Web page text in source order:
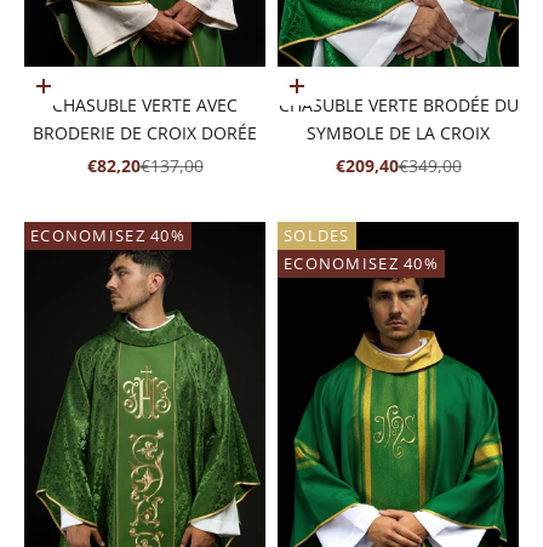
Ajouter au panier
CHASUBLE VERTE AVEC
BRODERIE DE CROIX DORÉE
PRIX DE VENTE
€82,20PRIX NORMAL
€137,00
Ajouter au panier
CHASUBLE VERTE BRODÉE DU
SYMBOLE DE LA CROIX
PRIX DE VENTE
€209,40PRIX NORMAL
€349,00
ECONOMISEZ 40%
SOLDES
ECONOMISEZ 40%